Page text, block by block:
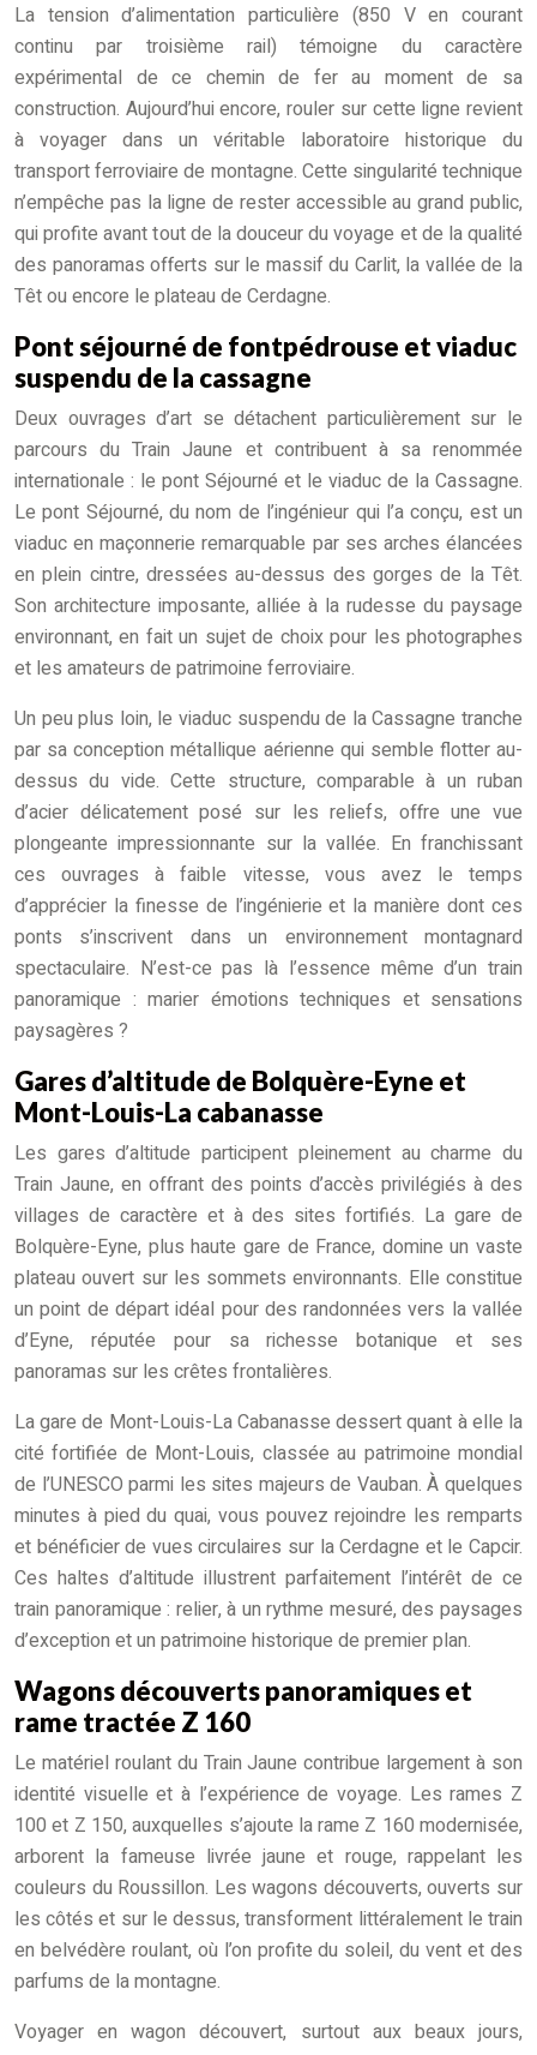
La tension d’alimentation particulière (850 V en courant
continu par troisième rail) témoigne du caractère
expérimental de ce chemin de fer au moment de sa
construction. Aujourd’hui encore, rouler sur cette ligne revient
à voyager dans un véritable laboratoire historique du
transport ferroviaire de montagne. Cette singularité technique
n’empêche pas la ligne de rester accessible au grand public,
qui profite avant tout de la douceur du voyage et de la qualité
des panoramas offerts sur le massif du Carlit, la vallée de la
Têt ou encore le plateau de Cerdagne.
Pont séjourné de fontpédrouse et viaduc
suspendu de la cassagne
Deux ouvrages d’art se détachent particulièrement sur le
parcours du Train Jaune et contribuent à sa renommée
internationale : le pont Séjourné et le viaduc de la Cassagne.
Le pont Séjourné, du nom de l’ingénieur qui l’a conçu, est un
viaduc en maçonnerie remarquable par ses arches élancées
en plein cintre, dressées au-dessus des gorges de la Têt.
Son architecture imposante, alliée à la rudesse du paysage
environnant, en fait un sujet de choix pour les photographes
et les amateurs de patrimoine ferroviaire.
Un peu plus loin, le viaduc suspendu de la Cassagne tranche
par sa conception métallique aérienne qui semble flotter au-
dessus du vide. Cette structure, comparable à un ruban
d’acier délicatement posé sur les reliefs, offre une vue
plongeante impressionnante sur la vallée. En franchissant
ces ouvrages à faible vitesse, vous avez le temps
d’apprécier la finesse de l’ingénierie et la manière dont ces
ponts s’inscrivent dans un environnement montagnard
spectaculaire. N’est-ce pas là l’essence même d’un train
panoramique : marier émotions techniques et sensations
paysagères ?
Gares d’altitude de Bolquère-Eyne et
Mont-Louis-La cabanasse
Les gares d’altitude participent pleinement au charme du
Train Jaune, en offrant des points d’accès privilégiés à des
villages de caractère et à des sites fortifiés. La gare de
Bolquère-Eyne, plus haute gare de France, domine un vaste
plateau ouvert sur les sommets environnants. Elle constitue
un point de départ idéal pour des randonnées vers la vallée
d’Eyne, réputée pour sa richesse botanique et ses
panoramas sur les crêtes frontalières.
La gare de Mont-Louis-La Cabanasse dessert quant à elle la
cité fortifiée de Mont-Louis, classée au patrimoine mondial
de l’UNESCO parmi les sites majeurs de Vauban. À quelques
minutes à pied du quai, vous pouvez rejoindre les remparts
et bénéficier de vues circulaires sur la Cerdagne et le Capcir.
Ces haltes d’altitude illustrent parfaitement l’intérêt de ce
train panoramique : relier, à un rythme mesuré, des paysages
d’exception et un patrimoine historique de premier plan.
Wagons découverts panoramiques et
rame tractée Z 160
Le matériel roulant du Train Jaune contribue largement à son
identité visuelle et à l’expérience de voyage. Les rames Z
100 et Z 150, auxquelles s’ajoute la rame Z 160 modernisée,
arborent la fameuse livrée jaune et rouge, rappelant les
couleurs du Roussillon. Les wagons découverts, ouverts sur
les côtés et sur le dessus, transforment littéralement le train
en belvédère roulant, où l’on profite du soleil, du vent et des
parfums de la montagne.
Voyager en wagon découvert, surtout aux beaux jours,